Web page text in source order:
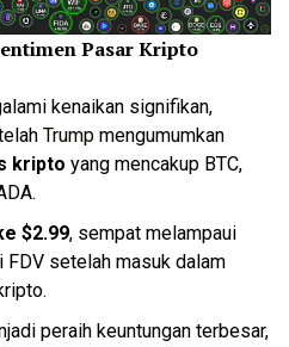
Pasar Kripto
kenaikan signifikan,
Trump mengumumkan
kripto yang mencakup BTC,
$2.99, sempat melampaui
FDV setelah masuk dalam
peraih keuntungan terbesar,